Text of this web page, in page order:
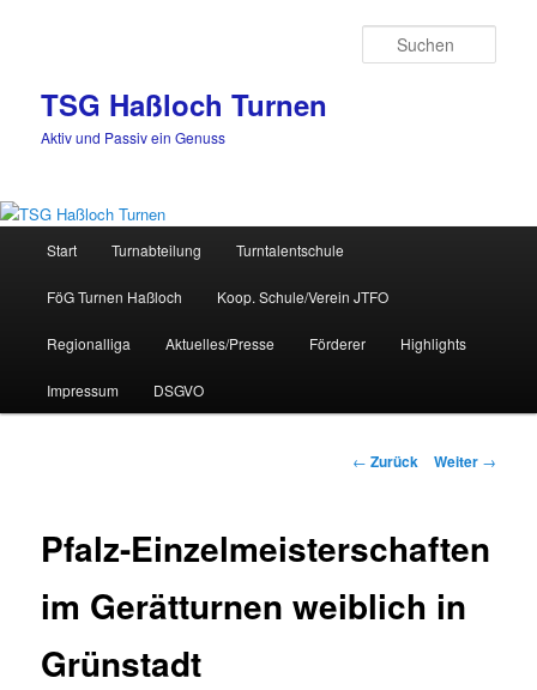
TSG Haßloch Turnen
Aktiv und Passiv ein Genuss
Start Turnabteilung Turntalentschule
FöG Turnen Haßloch Koop. Schule/Verein JTFO
Regionalliga Aktuelles/Presse Förderer Highlights
Impressum DSGVO
Beitrags-
← Zurück Weiter →
Pfalz-Einzelmeisterschaften
im Gerätturnen weiblich in
Grünstadt